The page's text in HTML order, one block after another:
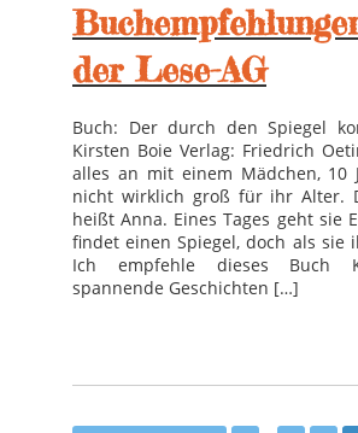
der Lese-AG
Buch: Der durch den Spiegel
Kirsten Boie Verlag: Friedrich
alles an mit einem Mädchen, 10
nicht wirklich groß für ihr Alter.
heißt Anna. Eines Tages geht sie
findet einen Spiegel, doch als sie
Ich empfehle dieses Buch
spannende Geschichten […]